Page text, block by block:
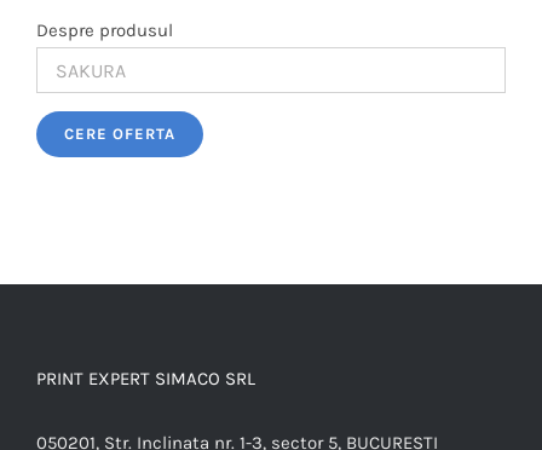
Despre produsul
Please leave this field empty.
PRINT EXPERT SIMACO SRL
050201, Str. Inclinata nr. 1-3, sector 5, BUCURESTI